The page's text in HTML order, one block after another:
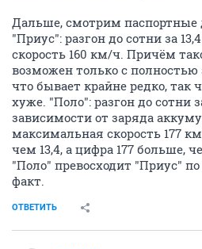
Дальше, смотрим
"Приус": разгон до сотни за
скорость 160 км/ч. Причём
возможен только с полностью
что бывает крайне редко, так
хуже. "Поло": разгон до сотни
зависимости от заряда
максимальная скорость 177
чем 13,4, а цифра 177 больше,
"Поло" превосходит "Приус"
факт.
ОТВЕТИТЬ